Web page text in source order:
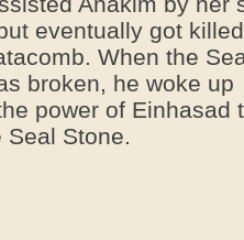
eventually got
When the
broken, he woke up
power of Einhasad
Stone.